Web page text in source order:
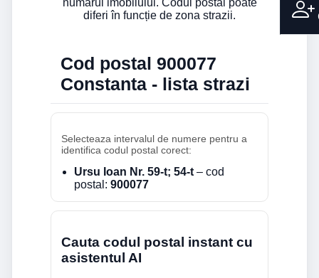
numarul imobilului. Codul postal poate
diferi în funcție de zona strazii.
Cod postal 900077
Constanta - lista strazi
Selecteaza intervalul de numere pentru a
identifica codul postal corect:
Ursu Ioan Nr. 59-t; 54-t – cod
postal: 900077
Cauta codul postal instant cu
asistentul AI